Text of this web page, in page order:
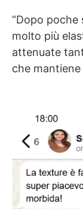
“Dopo poche
molto più
attenuate
che mantiene